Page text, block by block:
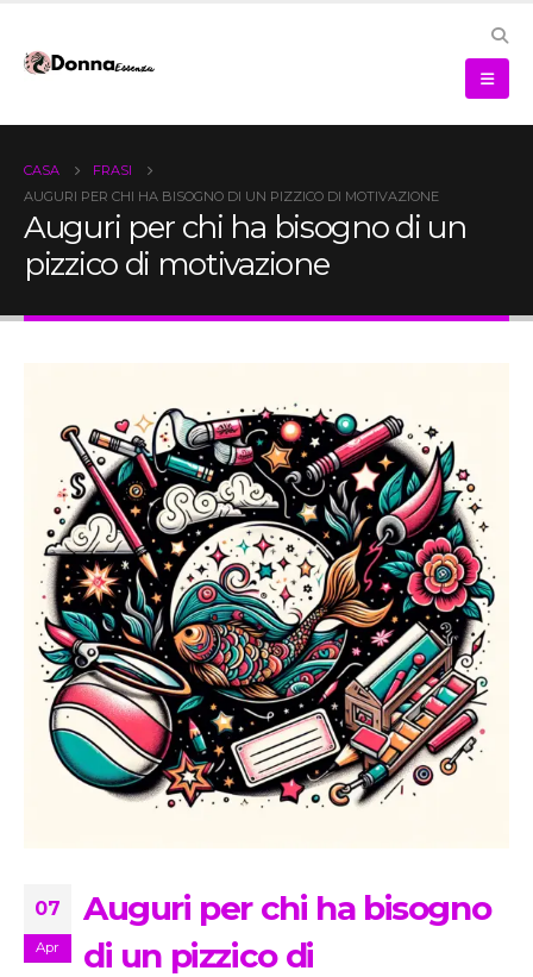
CASA
FRASI
AUGURI PER CHI HA BISOGNO DI UN PIZZICO DI MOTIVAZIONE
Auguri per chi ha bisogno di un
pizzico di motivazione
07
Apr
Auguri per chi ha bisogno
di un pizzico di